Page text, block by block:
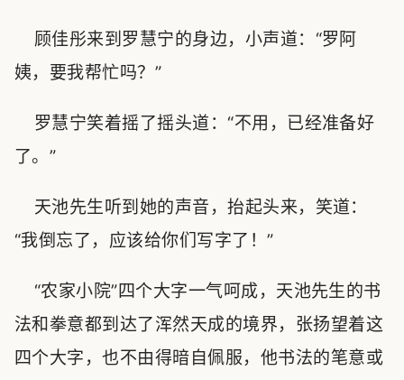
顾佳彤来到罗慧宁的身边，小声道：“罗阿
姨，要我帮忙吗？”
罗慧宁笑着摇了摇头道：“不用，已经准备好
了。”
天池先生听到她的声音，抬起头来，笑道：
“我倒忘了，应该给你们写字了！”
“农家小院”四个大字一气呵成，天池先生的书
法和拳意都到达了浑然天成的境界，张扬望着这
四个大字，也不由得暗自佩服，他书法的笔意或